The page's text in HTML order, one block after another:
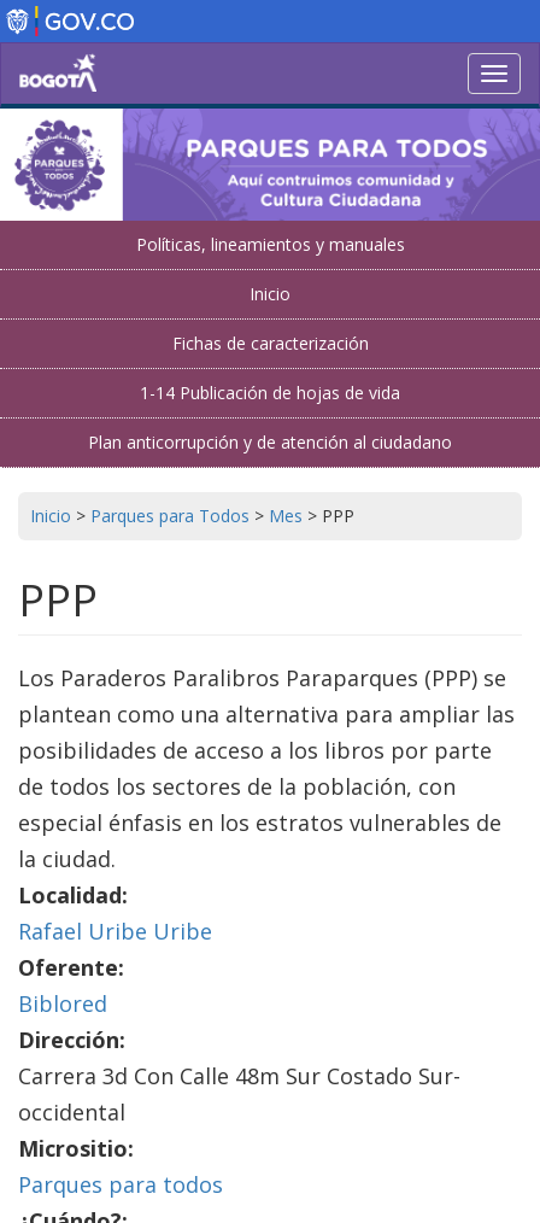
Pasar
al
contenido
principal
Políticas, lineamientos y manuales
Inicio
Fichas de caracterización
1-14 Publicación de hojas de vida
Plan anticorrupción y de atención al ciudadano
Inicio > Parques para Todos > Mes > PPP
PPP
Los Paraderos Paralibros Paraparques (PPP) se
plantean como una alternativa para ampliar las
posibilidades de acceso a los libros por parte
de todos los sectores de la población, con
especial énfasis en los estratos vulnerables de
la ciudad.
Localidad:
Rafael Uribe Uribe
Oferente:
Biblored
Dirección:
Carrera 3d Con Calle 48m Sur Costado Sur-
occidental
Micrositio:
Parques para todos